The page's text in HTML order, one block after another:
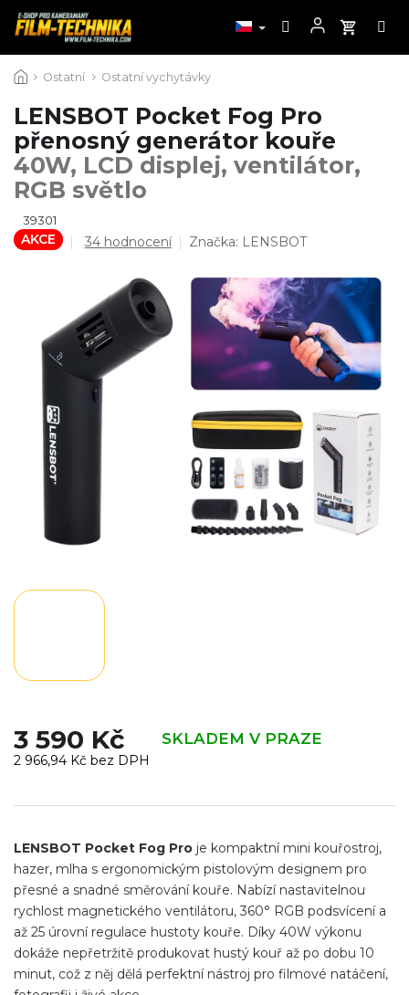
na
Ostatní Ostatní vychytávky
LENSBOT Pocket Fog Pro
přenosný generátor kouře
40W, LCD displej, ventilátor,
RGB světlo
39301
AKCE
Průměrné
produktu
4,9
z
5
hvězdiček.
34 hodnocení Značka: LENSBOT
3 590 Kč SKLADEM V PRAZE
2 966,94 Kč bez DPH
cena:
LENSBOT Pocket Fog Pro je kompaktní mini kouřostroj,
hazer, mlha s ergonomickým pistolovým designem pro
přesné a snadné směrování kouře. Nabízí nastavitelnou
rychlost magnetického ventilátoru, 360° RGB podsvícení a
až 25 úrovní regulace hustoty kouře. Díky 40W výkonu
dokáže nepřetržitě produkovat hustý kouř až po dobu 10
minut, což z něj dělá perfektní nástroj pro filmové natáčení,